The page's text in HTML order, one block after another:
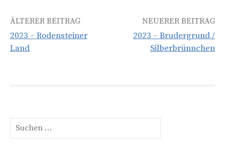
Beitrags-
Navigation
ÄLTERER BEITRAG
2023 – Rodensteiner
Land
NEUERER BEITRAG
2023 – Brudergrund /
Silberbrünnchen
Suchen
nach: